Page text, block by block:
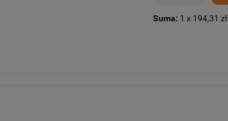
Suma: 1 x 194,31 zł